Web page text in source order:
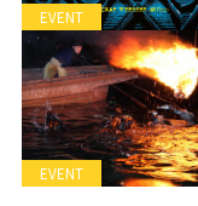
EVENT
EVENT